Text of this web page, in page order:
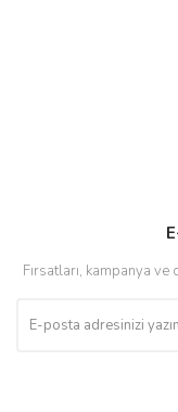
Fırsatları, kampanya